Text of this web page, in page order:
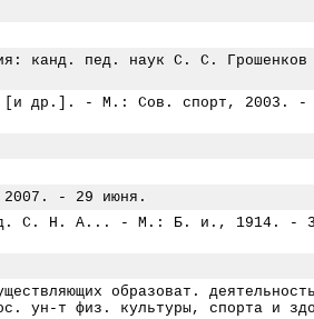
канд. пед. наук С. С.
[и др.]. - М.: Сов. спорт, 2003.
2007. - 29 июня.
ред. С. Н. А... - М.: Б. и., 1914. -
образоват.
ун-т физ. культуры, спорта и